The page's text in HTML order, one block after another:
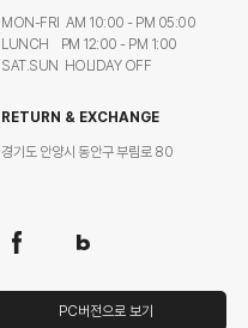
MON-FRI AM 10:00 - PM 05:00
LUNCH PM 12:00 - PM 1:00
SAT.SUN HOLIDAY OFF
RETURN & EXCHANGE
경기도 안양시 동안구 부림로 80
PC버전으로 보기